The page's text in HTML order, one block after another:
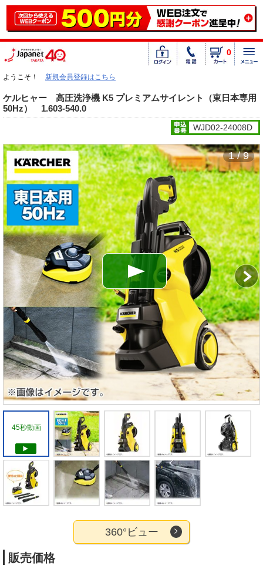
0
ようこそ！ 新規会員登録はこちら
ケルヒャー 高圧洗浄機 K5 プレミアムサイレント（東日本専用
50Hz） 1.603-540.0
WJD02-24008D
1 / 9
45秒動画
360°ビュー
販売価格